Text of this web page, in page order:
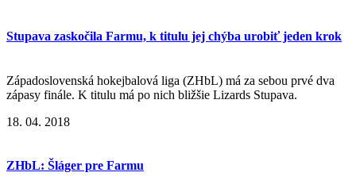
Stupava zaskočila Farmu, k titulu jej chýba urobiť jeden krok
Západoslovenská hokejbalová liga (ZHbL) má za sebou prvé dva
zápasy finále. K titulu má po nich bližšie Lizards Stupava.
18. 04. 2018
ZHbL: Šláger pre Farmu